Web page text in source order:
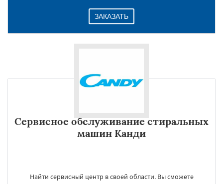
ЗАКАЗАТЬ
Сервисное обслуживание стиральных
машин Канди
Найти сервисный центр в своей области. Вы сможете